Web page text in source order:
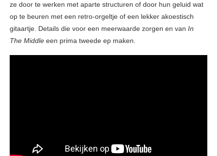
ze door te werken met aparte structuren of door hun geluid wat
op te beuren met een retro-orgeltje of een lekker akoestisch
gitaartje. Details die voor een meerwaarde zorgen en van In
The Middle een prima tweede ep maken.